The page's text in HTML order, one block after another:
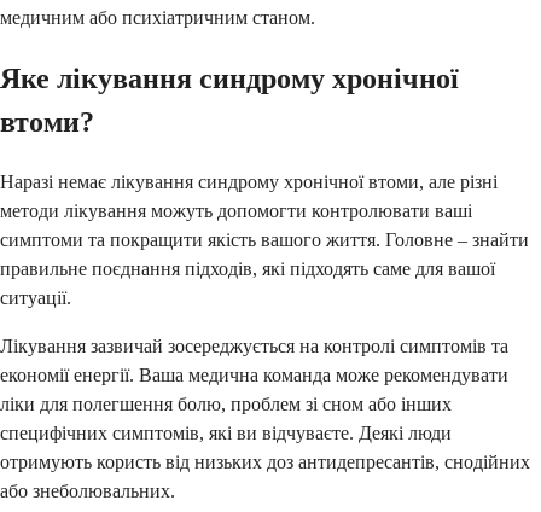
медичним або психіатричним станом.
Яке лікування синдрому хронічної
втоми?
Наразі немає лікування синдрому хронічної втоми, але різні
методи лікування можуть допомогти контролювати ваші
симптоми та покращити якість вашого життя. Головне – знайти
правильне поєднання підходів, які підходять саме для вашої
ситуації.
Лікування зазвичай зосереджується на контролі симптомів та
економії енергії. Ваша медична команда може рекомендувати
ліки для полегшення болю, проблем зі сном або інших
специфічних симптомів, які ви відчуваєте. Деякі люди
отримують користь від низьких доз антидепресантів, снодійних
або знеболювальних.